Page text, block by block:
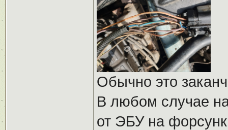
Обычно это
В любом случае
от ЭБУ на